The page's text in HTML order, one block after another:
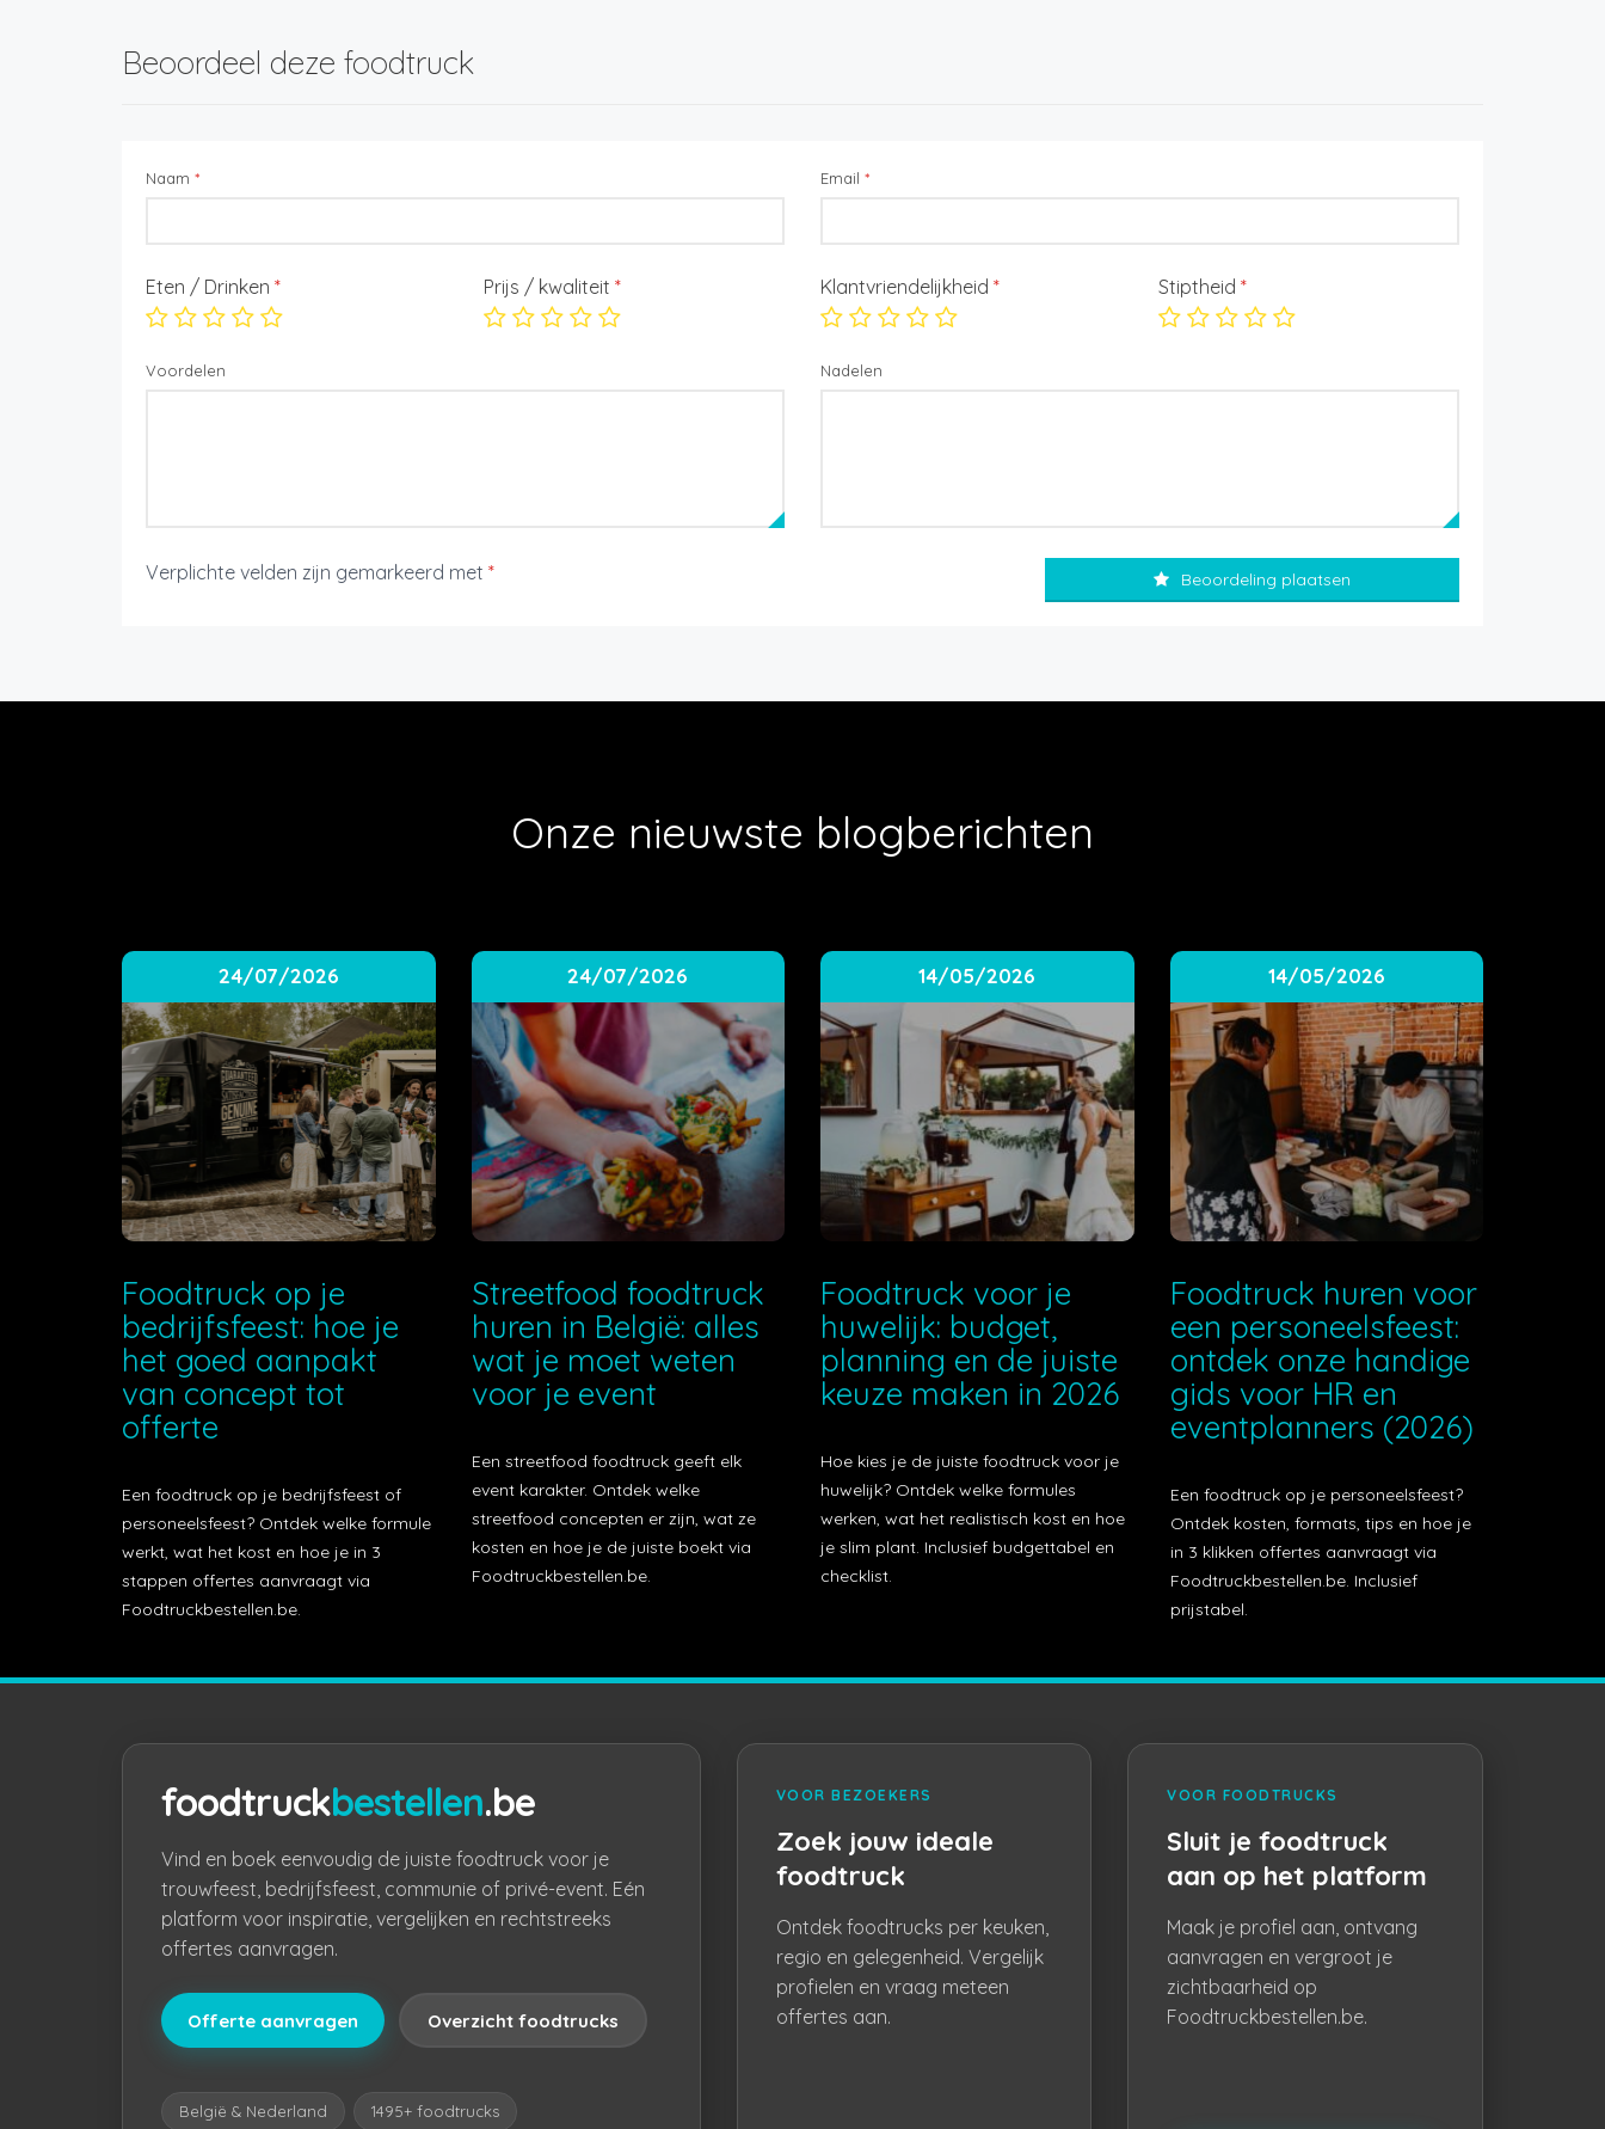
Beoordeel deze foodtruck
Naam * Email *
Eten / Drinken * Prijs / kwaliteit * Klantvriendelijkheid * Stiptheid *
Voordelen Nadelen
Verplichte velden zijn gemarkeerd met * Beoordeling plaatsen
Onze nieuwste blogberichten
24/07/2026
Foodtruck op je
bedrijfsfeest: hoe je
het goed aanpakt
van concept tot
offerte
Een foodtruck op je bedrijfsfeest of
personeelsfeest? Ontdek welke formule
werkt, wat het kost en hoe je in 3
stappen offertes aanvraagt via
Foodtruckbestellen.be.
24/07/2026
Streetfood foodtruck
huren in België: alles
wat je moet weten
voor je event
Een streetfood foodtruck geeft elk
event karakter. Ontdek welke
streetfood concepten er zijn, wat ze
kosten en hoe je de juiste boekt via
Foodtruckbestellen.be.
14/05/2026
Foodtruck voor je
huwelijk: budget,
planning en de juiste
keuze maken in 2026
Hoe kies je de juiste foodtruck voor je
huwelijk? Ontdek welke formules
werken, wat het realistisch kost en hoe
je slim plant. Inclusief budgettabel en
checklist.
14/05/2026
Foodtruck huren voor
een personeelsfeest:
ontdek onze handige
gids voor HR en
eventplanners (2026)
Een foodtruck op je personeelsfeest?
Ontdek kosten, formats, tips en hoe je
in 3 klikken offertes aanvraagt via
Foodtruckbestellen.be. Inclusief
prijstabel.
foodtruckbestellen.be
Vind en boek eenvoudig de juiste foodtruck voor je
trouwfeest, bedrijfsfeest, communie of privé-event. Eén
platform voor inspiratie, vergelijken en rechtstreeks
offertes aanvragen.
Offerte aanvragen Overzicht foodtrucks
België & Nederland 1495+ foodtrucks
VOOR BEZOEKERS
Zoek jouw ideale
foodtruck
Ontdek foodtrucks per keuken,
regio en gelegenheid. Vergelijk
profielen en vraag meteen
offertes aan.
VOOR FOODTRUCKS
Sluit je foodtruck
aan op het platform
Maak je profiel aan, ontvang
aanvragen en vergroot je
zichtbaarheid op
Foodtruckbestellen.be.